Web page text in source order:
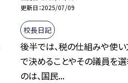
更新日 2025/07/09
校長日記
後半では、税の仕組みや使い
で決めることやその議員を
のは、国民...